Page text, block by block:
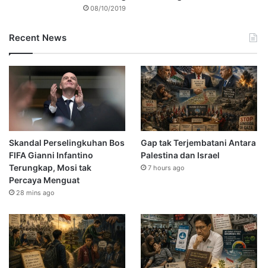
08/10/2019
Recent News
Skandal Perselingkuhan Bos
FIFA Gianni Infantino
Terungkap, Mosi tak
Percaya Menguat
28 mins ago
Gap tak Terjembatani Antara
Palestina dan Israel
7 hours ago